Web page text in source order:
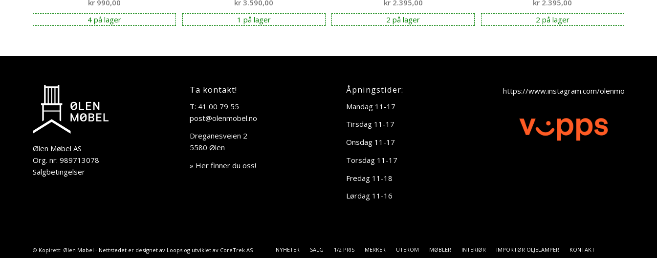
kr 990,00
4 på lager
kr 3.590,00
1 på lager
kr2.395,00
2 på lager
kr 2.395,00
2 på lager
Ølen Møbel AS
Org. nr: 989713078
Salgbetingelser
Ta kontakt!
T: 41 00 79 55
post@olenmobel.no
Dreganesveien 2
5580 Ølen
» Her finner du oss!
Åpningstider:
Mandag 11-17
Tirsdag 11-17
Onsdag 11-17
Torsdag 11-17
Fredag 11-18
Lørdag 11-16
https://www.instagram.com/olenmobel
© Kopirett: Ølen Møbel - Nettstedet er designet av Loops og utviklet av CoreTrek AS NYHETER SALG 1/2 PRIS MERKER UTEROM MØBLER INTERIØR IMPORTØR OLJELAMPER KONTAKT